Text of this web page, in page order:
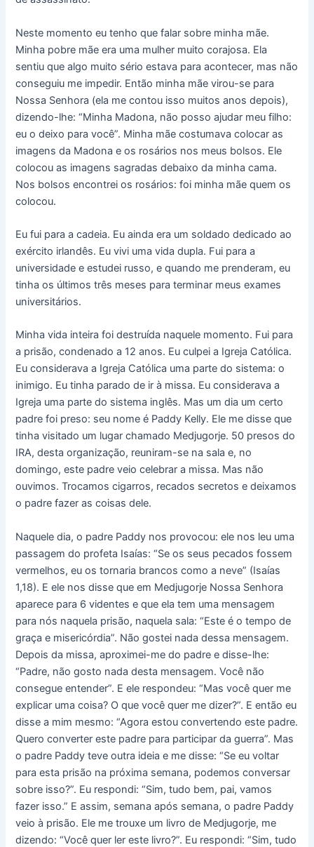
Neste momento eu tenho que falar sobre minha mãe.
Minha pobre mãe era uma mulher muito corajosa. Ela
sentiu que algo muito sério estava para acontecer, mas não
conseguiu me impedir. Então minha mãe virou-se para
Nossa Senhora (ela me contou isso muitos anos depois),
dizendo-lhe: “Minha Madona, não posso ajudar meu filho:
eu o deixo para você”. Minha mãe costumava colocar as
imagens da Madona e os rosários nos meus bolsos. Ele
colocou as imagens sagradas debaixo da minha cama.
Nos bolsos encontrei os rosários: foi minha mãe quem os
colocou.
Eu fui para a cadeia. Eu ainda era um soldado dedicado ao
exército irlandês. Eu vivi uma vida dupla. Fui para a
universidade e estudei russo, e quando me prenderam, eu
tinha os últimos três meses para terminar meus exames
universitários.
Minha vida inteira foi destruída naquele momento. Fui para
a prisão, condenado a 12 anos. Eu culpei a Igreja Católica.
Eu considerava a Igreja Católica uma parte do sistema: o
inimigo. Eu tinha parado de ir à missa. Eu considerava a
Igreja uma parte do sistema inglês. Mas um dia um certo
padre foi preso: seu nome é Paddy Kelly. Ele me disse que
tinha visitado um lugar chamado Medjugorje. 50 presos do
IRA, desta organização, reuniram-se na sala e, no
domingo, este padre veio celebrar a missa. Mas não
ouvimos. Trocamos cigarros, recados secretos e deixamos
o padre fazer as coisas dele.
Naquele dia, o padre Paddy nos provocou: ele nos leu uma
passagem do profeta Isaías: “Se os seus pecados fossem
vermelhos, eu os tornaria brancos como a neve” (Isaías
1,18). E ele nos disse que em Medjugorje Nossa Senhora
aparece para 6 videntes e que ela tem uma mensagem
para nós naquela prisão, naquela sala: “Este é o tempo de
graça e misericórdia”. Não gostei nada dessa mensagem.
Depois da missa, aproximei-me do padre e disse-lhe:
“Padre, não gosto nada desta mensagem. Você não
consegue entender”. E ele respondeu: “Mas você quer me
explicar uma coisa? O que você quer me dizer?”. E então eu
disse a mim mesmo: “Agora estou convertendo este padre.
Quero converter este padre para participar da guerra”. Mas
o padre Paddy teve outra ideia e me disse: “Se eu voltar
para esta prisão na próxima semana, podemos conversar
sobre isso?”. Eu respondi: “Sim, tudo bem, pai, vamos
fazer isso.” E assim, semana após semana, o padre Paddy
veio à prisão. Ele me trouxe um livro de Medjugorje, me
dizendo: “Você quer ler este livro?”. Eu respondi: “Sim, tudo